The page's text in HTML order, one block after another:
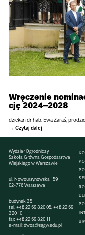
Wrę­cze­nie
cję 2024–2028
dzie­kan dr hab. Ewa Zaraś,
Czytaj dalej
Wydział Ogrodniczy
Szkoła Główna Gospodarstwa
Wiejskiego w Warszawie
ul. Nowoursynowska 159
02-776 Warszawa
budynek 35
tel. +48 22 59 320 05, +48 22 59
320 10
fax +48 22 59 320 11
e-mail:dwoa@sggw.edu.pl
BIP